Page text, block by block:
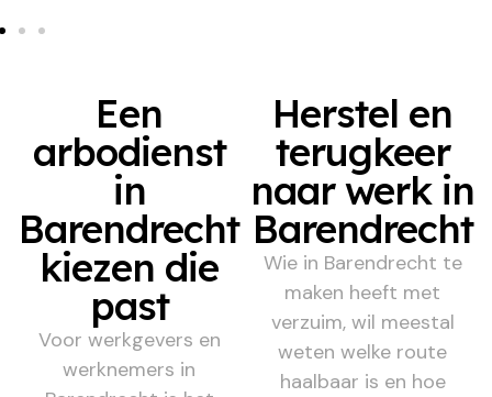
Een
arbodienst
in
Barendrecht
kiezen die
past
Voor werkgevers en
werknemers in
Herstel en
terugkeer
naar werk in
Barendrecht
Wie in Barendrecht te
maken heeft met
verzuim, wil meestal
weten welke route
haalbaar is en hoe